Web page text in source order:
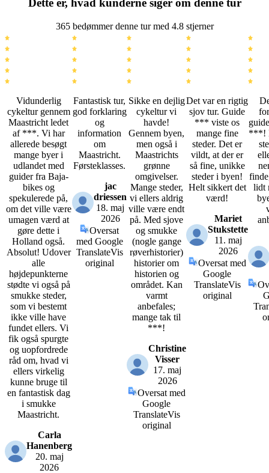
Dette er, hvad kunderne siger om denne tur
365 bedømmer denne tur med 4.8 stjerner
Vidunderlig
cykeltur gennem
Maastricht ledet
af ***. Vi har
allerede besøgt
mange byer i
udlandet med
guider fra Baja-
bikes og
spekulerede på,
om det ville være
umagen værd at
gøre dette i
Holland også.
Absolut! Udover
alle
højdepunkterne
stødte vi også på
smukke steder,
som vi bestemt
ikke ville have
fundet ellers. Vi
fik også spurgte
og uopfordrede
råd om, hvad vi
ellers virkelig
kunne bruge til
en fantastisk dag
i smukke
Maastricht.
Carla
Hanenberg
20. maj
2026
Fantastisk tur,
god forklaring
og
information
om
Maastricht.
Førsteklasses.
jac
driessen
18. maj
2026
Oversat
med Google
TranslateVis
original
Sikke en dejlig
cykeltur vi
havde!
Gennem byen,
men også i
Maastrichts
grønne
omgivelser.
Mange steder,
vi ellers aldrig
ville være endt
på. Med sjove
og smukke
(nogle gange
røverhistorier)
historier om
historien og
området. Kan
varmt
anbefales;
mange tak til
***!
Christine
Visser
17. maj
2026
Oversat med
Google
TranslateVis
original
Det var en rigtig
sjov tur. Guide
*** viste os
mange fine
steder. Det er
vildt, at der er
så fine, unikke
steder i byen!
Helt sikkert det
værd!
Mariet
Stukstette
11. maj
2026
Oversat med
Google
TranslateVis
original
***!
lidt